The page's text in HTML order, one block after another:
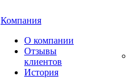
Компания
О компании
Отзывы
клиентов
История